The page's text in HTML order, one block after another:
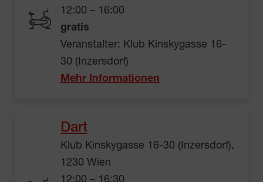
12:00 – 16:00
gratis
Veranstalter: Klub Kinskygasse 16-
30 (Inzersdorf)
Mehr Informationen
Dart
Klub Kinskygasse 16-30 (Inzersdorf),
1230 Wien